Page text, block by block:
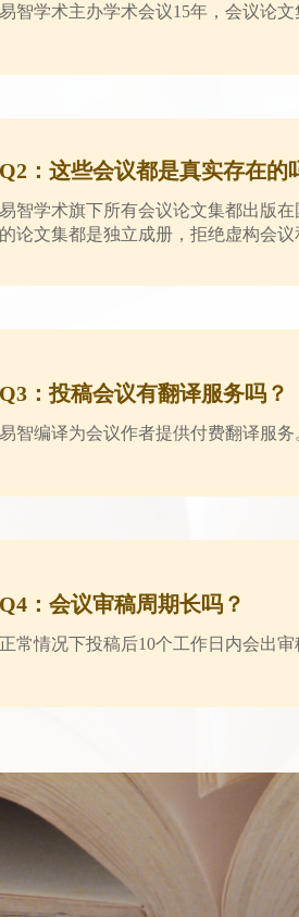
易智学术主办学术会议15年，会议论
Q2：这些会议都是真实存在的
易智学术旗下所有会议论文集都出版
的论文集都是独立成册，拒绝虚构会议
Q3：投稿会议有翻译服务吗？
易智编译为会议作者提供付费翻译服
Q4：会议审稿周期长吗？
正常情况下投稿后10个工作日内会出